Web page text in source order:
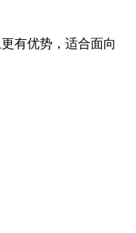
有优势，适合面向